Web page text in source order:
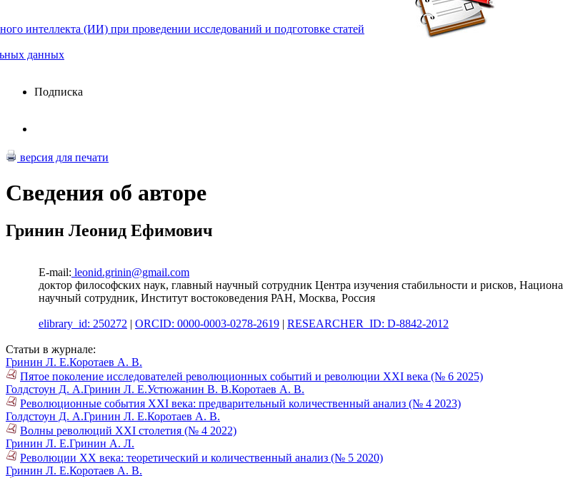
интеллекта (ИИ) при проведении исследований и подготовке статей
данных
Подписка
версия для печати
Сведения об авторе
Гринин Леонид Ефимович
E-mail: leonid.grinin@gmail.com
доктор философских наук, главный научный сотрудник Центра изучения стабильности и рисков,
научный сотрудник, Институт востоковедения РАН, Москва, Россия
elibrary_id: 250272 | ORCID: 0000-0003-0278-2619 | RESEARCHER_ID: D-8842-2012
Статьи в журнале:
Гринин Л. Е.Коротаев А. В.
Пятое поколение исследователей революционных событий и революции XXI века (№ 6 2025)
Голдстоун Д. А.Гринин Л. Е.Устюжанин В. В.Коротаев А. В.
Революционные события XXI века: предварительный количественный анализ (№ 4 2023)
Голдстоун Д. А.Гринин Л. Е.Коротаев А. В.
Волны революций XXI столетия (№ 4 2022)
Гринин Л. Е.Гринин А. Л.
Революции ХХ века: теоретический и количественный анализ (№ 5 2020)
Гринин Л. Е.Коротаев А. В.